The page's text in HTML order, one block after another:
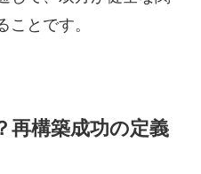
とです。
再構築成功の定義